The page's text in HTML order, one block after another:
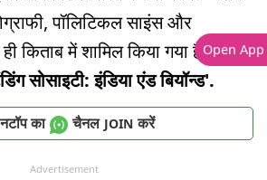
पॉलिटिकल साइंस और
किताब में शामिल किया गया है. किताब
सोसाइटी: इंडिया एंड बियॉन्ड'.
का चैनल JOIN करें
Advertisement
Open App